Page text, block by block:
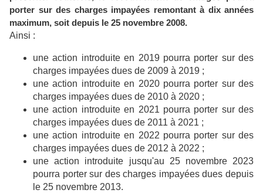
porter sur des charges impayées remontant à dix années
maximum, soit depuis le 25 novembre 2008.
Ainsi :
une action introduite en 2019 pourra porter sur des
charges impayées dues de 2009 à 2019 ;
une action introduite en 2020 pourra porter sur des
charges impayées dues de 2010 à 2020 ;
une action introduite en 2021 pourra porter sur des
charges impayées dues de 2011 à 2021 ;
une action introduite en 2022 pourra porter sur des
charges impayées dues de 2012 à 2022 ;
une action introduite jusqu'au 25 novembre 2023
pourra porter sur des charges impayées dues depuis
le 25 novembre 2013.